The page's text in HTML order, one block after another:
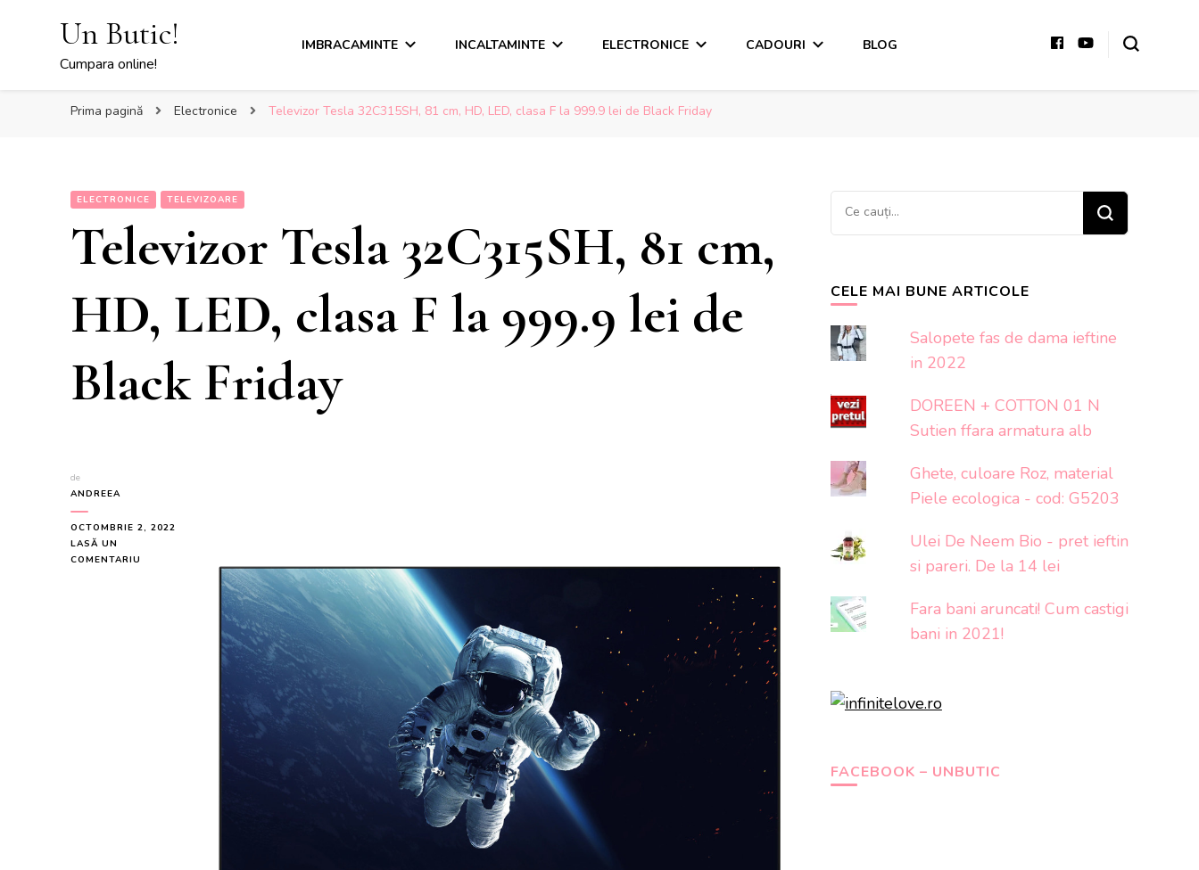
Un Butic!
Cumpara online!
IMBRACAMINTE INCALTAMINTE ELECTRONICE CADOURI BLOG
Prima pagină Electronice Televizor Tesla 32C315SH, 81 cm, HD, LED, clasa F la 999.9 lei de Black Friday
ELECTRONICE TELEVIZOARE
Televizor Tesla 32C315SH, 81 cm,
HD, LED, clasa F la 999.9 lei de
Black Friday
de
ANDREEA
OCTOMBRIE 2, 2022
LASĂ UN
COMENTARIU
Cauți
ceva?
CELE MAI BUNE ARTICOLE
Salopete fas de dama ieftine
in 2022
DOREEN + COTTON 01 N
Sutien ffara armatura alb
Ghete, culoare Roz, material
Piele ecologica - cod: G5203
Ulei De Neem Bio - pret ieftin
si pareri. De la 14 lei
Fara bani aruncati! Cum castigi
bani in 2021!
FACEBOOK – UNBUTIC